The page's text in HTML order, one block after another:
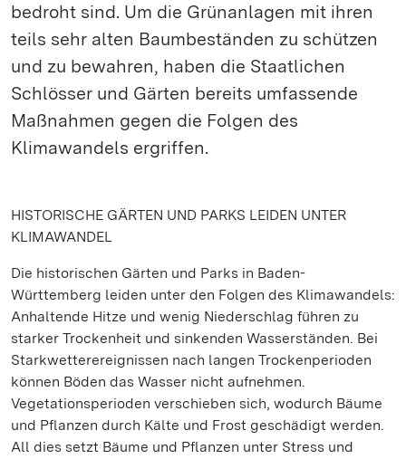
bedroht sind. Um die Grünanlagen mit ihren
teils sehr alten Baumbeständen zu schützen
und zu bewahren, haben die Staatlichen
Schlösser und Gärten bereits umfassende
Maßnahmen gegen die Folgen des
Klimawandels ergriffen.
HISTORISCHE GÄRTEN UND PARKS LEIDEN UNTER
KLIMAWANDEL
Die historischen Gärten und Parks in Baden-
Württemberg leiden unter den Folgen des Klimawandels:
Anhaltende Hitze und wenig Niederschlag führen zu
starker Trockenheit und sinkenden Wasserständen. Bei
Starkwetterereignissen nach langen Trockenperioden
können Böden das Wasser nicht aufnehmen.
Vegetationsperioden verschieben sich, wodurch Bäume
und Pflanzen durch Kälte und Frost geschädigt werden.
All dies setzt Bäume und Pflanzen unter Stress und